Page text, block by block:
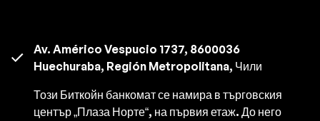
Av. Américo Vespucio 1737, 8600036
Huechuraba, Región Metropolitana, Чили
Този Биткойн банкомат се намира в търговския
център „Плаза Норте“, на първия етаж. До него